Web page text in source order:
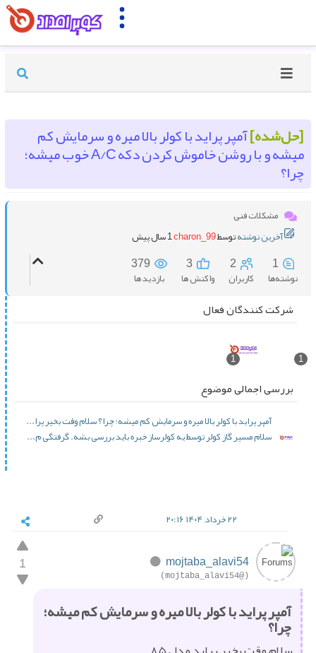
آمپر پراید با کولر بالا میره و سرمایش کم
میشه و با روشن خاموش کردن دکه A/C خوب میشه؛
مشکلات فنی
آخرین نوشتهتوسطcharon_991 سال پیش
1
نوشته‌ها
2
کاربران
3
واکنش ها
379
بازدید ها
شرکت کنندگان فعال
1
بررسی اجمالی موضوع
آمپر پراید با کولر بالا میره و سرمایش کم میشه؛ چرا؟ سلام وقت بخیر پرا...
سلام مسیر گاز کولر توسط یه کولرساز خبره باید بررسی بشه. گرفتگی م...
mojtaba_alavi54
(@mojtaba_alavi54)
آمپر پراید با کولر بالا میره و سرمایش کم میشه؛
چرا؟